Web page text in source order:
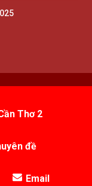
Thơ 2
đề
Email